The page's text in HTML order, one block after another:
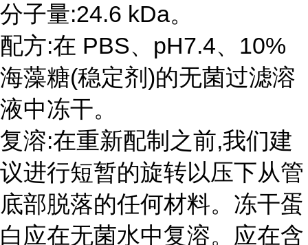
分子量:24.6 kDa。
配方:在 PBS、pH7.4、10%
海藻糖(稳定剂)的无菌过滤溶
液中冻干。
复溶:在重新配制之前,我们建
议进行短暂的旋转以压下从管
底部脱落的任何材料。冻干蛋
白应在无菌水中复溶。应在含